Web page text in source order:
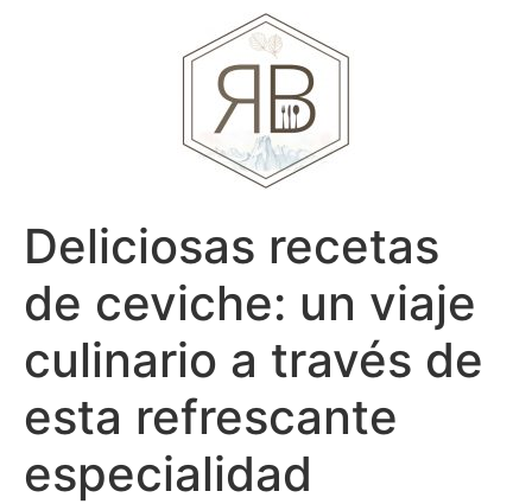
Deliciosas recetas
de ceviche: un viaje
culinario a través de
esta refrescante
especialidad